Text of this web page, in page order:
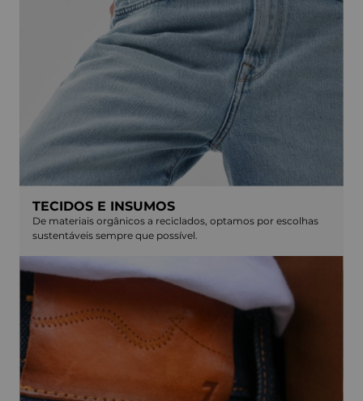
TECIDOS E INSUMOS
De materiais orgânicos a reciclados, optamos por escolhas
sustentáveis sempre que possível.